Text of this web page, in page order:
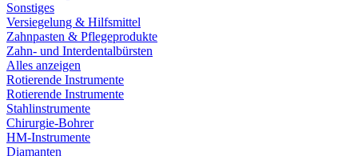
Sonstiges
Versiegelung & Hilfsmittel
Zahnpasten & Pflegeprodukte
Zahn- und Interdentalbürsten
Alles anzeigen
Rotierende Instrumente
Rotierende Instrumente
Stahlinstrumente
Chirurgie-Bohrer
HM-Instrumente
Diamanten